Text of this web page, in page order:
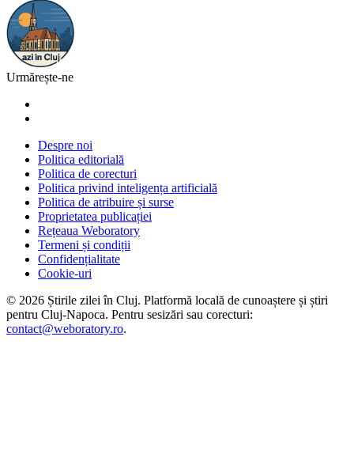
Urmărește-ne
Despre noi
Politica editorială
Politica de corecturi
Politica privind inteligența artificială
Politica de atribuire și surse
Proprietatea publicației
Rețeaua Weboratory
Termeni și condiții
Confidențialitate
Cookie-uri
© 2026 Știrile zilei în Cluj. Platformă locală de cunoaștere și știri
pentru Cluj-Napoca. Pentru sesizări sau corecturi:
contact@weboratory.ro.